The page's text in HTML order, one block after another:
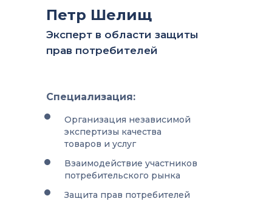
Петр Шелищ
Эксперт в области защиты
прав потребителей
Специализация:
Организация независимой
экспертизы качества
товаров и услуг
Защита прав потребителей
Взаимодействие участников
потребительского рынка